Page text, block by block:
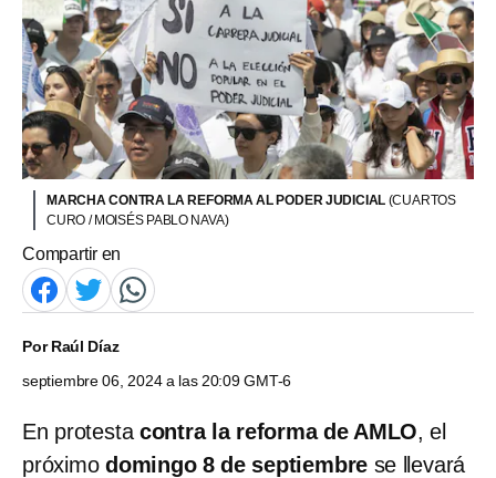
MARCHA CONTRA LA REFORMA AL PODER JUDICIAL (CUARTOS
CURO / MOISÉS PABLO NAVA)
Compartir en
PorRaúl Díaz
septiembre 06, 2024 a las 20:09 GMT-6
En protesta contra la reforma de AMLO, el
próximo domingo 8 de septiembre se llevará